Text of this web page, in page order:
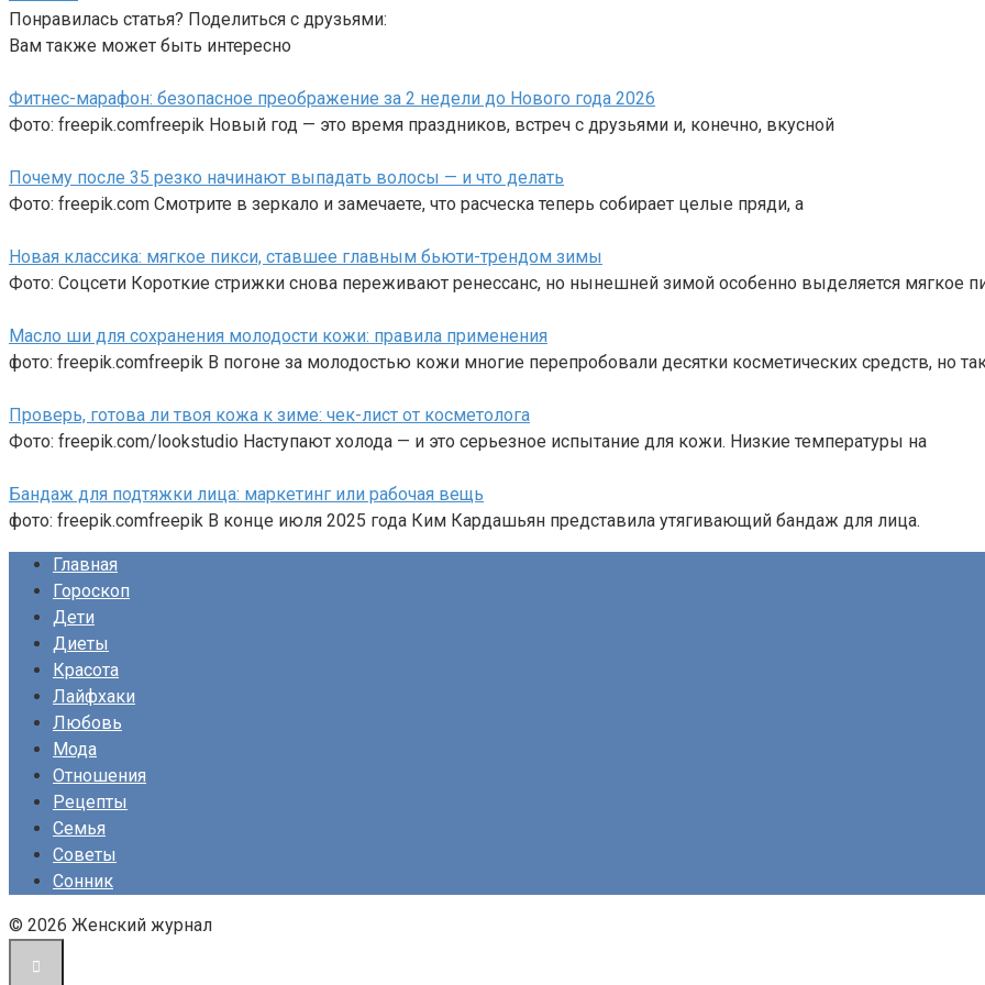
Понравилась статья? Поделиться с друзьями:
Вам также может быть интересно
Фитнес-марафон: безопасное преображение за 2 недели до Нового года 2026
Фото: freepik.comfreepik Новый год — это время праздников, встреч с друзьями и, конечно, вкусной
Почему после 35 резко начинают выпадать волосы — и что делать
Фото: freepik.com Смотрите в зеркало и замечаете, что расческа теперь собирает целые пряди, а
Новая классика: мягкое пикси, ставшее главным бьюти-трендом зимы
Фото: Соцсети Короткие стрижки снова переживают ренессанс, но нынешней зимой особенно выделяется мягкое
Масло ши для сохранения молодости кожи: правила применения
фото: freepik.comfreepik В погоне за молодостью кожи многие перепробовали десятки косметических средств, но
Проверь, готова ли твоя кожа к зиме: чек-лист от косметолога
Фото: freepik.com/lookstudio Наступают холода — и это серьезное испытание для кожи. Низкие температуры на
Бандаж для подтяжки лица: маркетинг или рабочая вещь
фото: freepik.comfreepik В конце июля 2025 года Ким Кардашьян представила утягивающий бандаж для лица.
Главная
Гороскоп
Дети
Диеты
Красота
Лайфхаки
Любовь
Мода
Отношения
Рецепты
Семья
Советы
Сонник
© 2026 Женский журнал